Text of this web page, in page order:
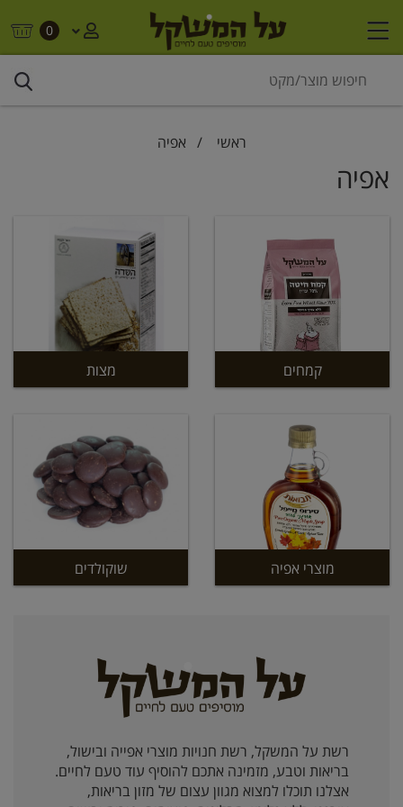
0
ראשי / אפיה
אפיה
קמחים מצות
מוצרי אפיה שוקולדים
רשת על המשקל, רשת חנויות מוצרי אפייה ובישול,
בריאות וטבע, מזמינה אתכם להוסיף עוד טעם לחיים.
אצלנו תוכלו למצוא מגוון עצום של מזון בריאות,